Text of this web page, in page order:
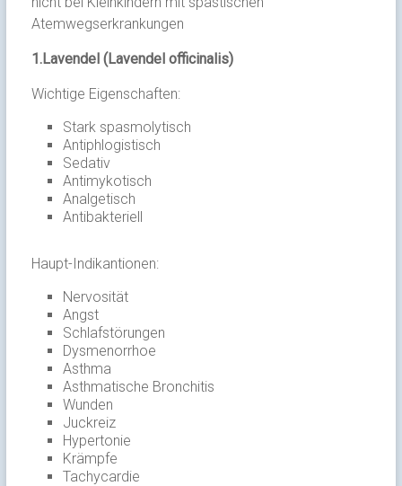
Atemwegserkrankungen
1.Lavendel (Lavendel officinalis)
Wichtige Eigenschaften:
Stark spasmolytisch
Antiphlogistisch
Sedativ
Antimykotisch
Analgetisch
Antibakteriell
Haupt-Indikantionen:
Nervosität
Angst
Schlafstörungen
Dysmenorrhoe
Asthma
Asthmatische Bronchitis
Wunden
Juckreiz
Hypertonie
Krämpfe
Tachycardie